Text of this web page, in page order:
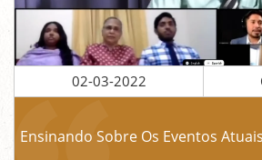
02-03-2022
Ensinando Sobre Os Eventos Atuais